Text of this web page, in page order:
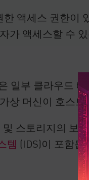
액세스 권한이
가 액세스할 수
일부 클라우드
상 머신이 호스
스토리지의 보
템 (IDS)이 포함됩